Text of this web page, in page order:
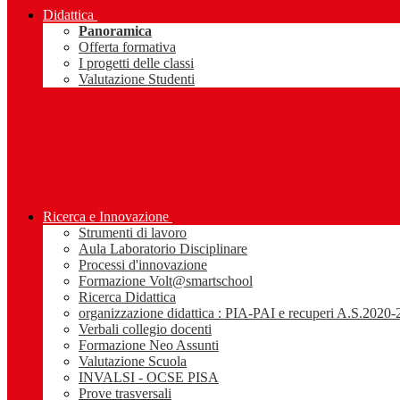
Didattica
Panoramica
Offerta formativa
I progetti delle classi
Valutazione Studenti
Ricerca e Innovazione
Strumenti di lavoro
Aula Laboratorio Disciplinare
Processi d'innovazione
Formazione Volt@smartschool
Ricerca Didattica
organizzazione didattica : PIA-PAI e recuperi A.S.2020-
Verbali collegio docenti
Formazione Neo Assunti
Valutazione Scuola
INVALSI - OCSE PISA
Prove trasversali